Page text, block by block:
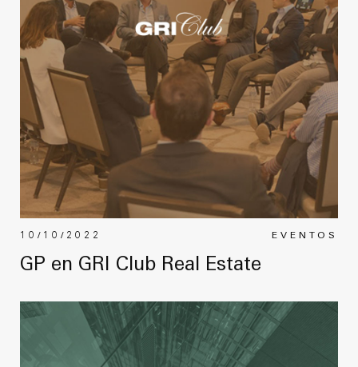
EVENTOS
10/10/2022
GP en GRI Club Real Estate